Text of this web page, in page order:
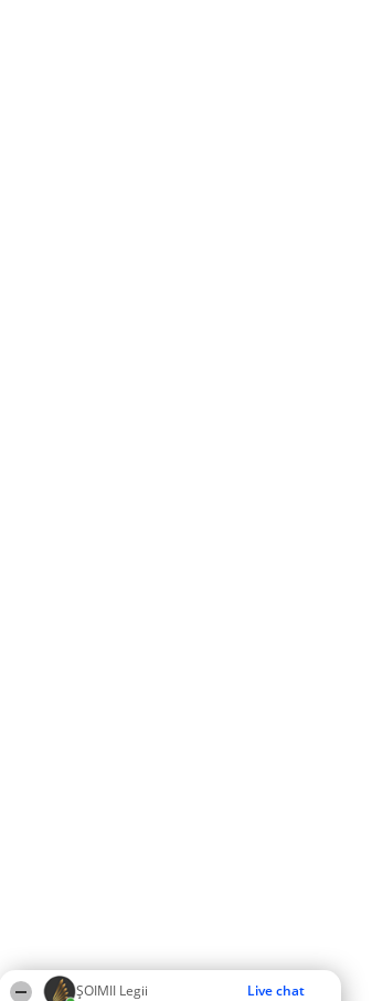
ȘOIMII Legii Live chat